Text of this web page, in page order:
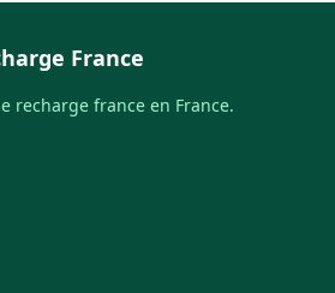
France
recharge france en France.